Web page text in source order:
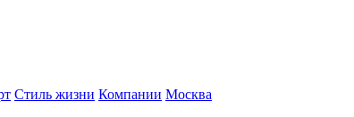
Стиль жизни Компании Москва